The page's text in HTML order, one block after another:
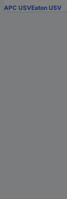
APC USVEaton USV